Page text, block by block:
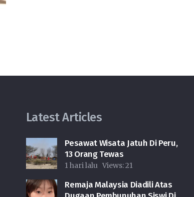
Latest Articles
Pesawat Wisata Jatuh Di Peru,
13 Orang Tewas
1 hari lalu Views:21
Remaja Malaysia Diadili Atas